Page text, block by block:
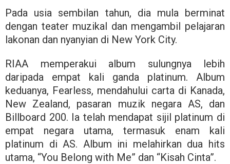
Pada usia sembilan tahun, dia mula berminat
dengan teater muzikal dan mengambil pelajaran
lakonan dan nyanyian di New York City.
RIAA memperakui album sulungnya lebih
daripada empat kali ganda platinum. Album
keduanya, Fearless, mendahului carta di Kanada,
New Zealand, pasaran muzik negara AS, dan
Billboard 200. Ia telah mendapat sijil platinum di
empat negara utama, termasuk enam kali
platinum di AS. Album ini melahirkan dua hits
utama, “You Belong with Me” dan “Kisah Cinta”.